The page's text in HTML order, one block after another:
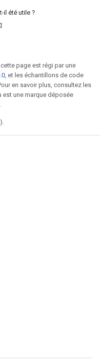
il été utile ?
page est régi par une
, et les échantillons de code
en savoir plus, consultez les
est une marque déposée